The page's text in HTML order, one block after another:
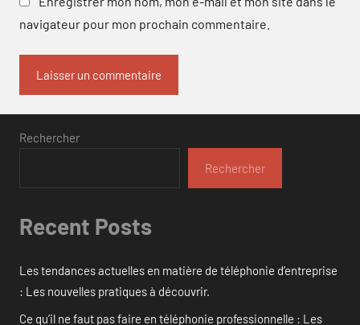
navigateur pour mon prochain commentaire.
Rechercher
Rechercher
Recent Posts
Les tendances actuelles en matière de téléphonie d’entreprise
: Les nouvelles pratiques à découvrir.
Ce qu’il ne faut pas faire en téléphonie professionnelle : Les